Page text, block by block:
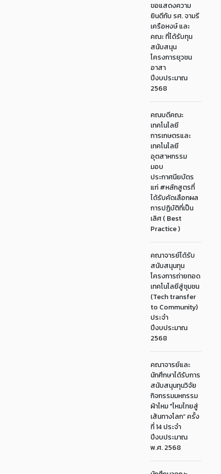
ขอแสดงความ
ยินดีกับ รศ. จามรี
เครือหงษ์ และ
คณะ ที่ได้รับทุน
สนับสนุน
โครงการยุวชน
อาสา
ปีงบประมาณ
2568
คณบดีคณะ
เทคโนโลยี
การเกษตรและ
เทคโนโลยี
อุตสาหกรรม
มอบ
ประกาศนียบัตร
แก่ #หลักสูตรที่
ได้รับคัดเลือกผล
การปฏิบัติที่เป็น
เลิศ ( Best
Practice )
คณาจารย์ได้รับ
สนับสนุนทุน
โครงการถ่ายทอด
เทคโนโลยีสู่ชุมชน
(Tech transfer
to Community)
ประจำ
ปีงบประมาณ
2568
คณาจารย์และ
นักศึกษาได้รับการ
สนับสนุนทุนวิจัย
กิจกรรมมหกรรม
ผ้าไหม "ไหมไทยสู่
เส้นทางโลก” ครั้ง
ที่ 14 ประจำ
ปีงบประมาณ
พ.ศ. 2568